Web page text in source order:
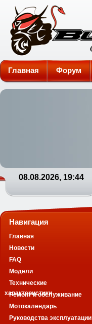
Burgman-Club
Главная Форум
08.08.2026, 19:44
Навигация
Главная
Новости
FAQ
Модели
Технические
характеристики
Ремонт и обслуживание
Мотокалендарь
Руководства эксплуатации